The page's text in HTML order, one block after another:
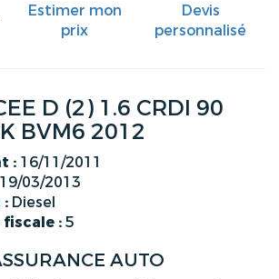
Estimer mon
prix
Devis
personnalisé
D (2) 1.6 CRDI 90
BVM6 2012
: 16/11/2011
19/03/2013
: Diesel
fiscale :5
AUTO